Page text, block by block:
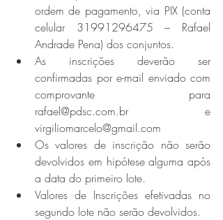
ordem de pagamento, via PIX (conta
celular 31991296475 – Rafael
Andrade Pena) dos conjuntos.
As inscrições deverão ser
confirmadas por e-mail enviado com
comprovante para
rafael@pdsc.com.br e
virgiliomarcelo@gmail.com
Os valores de inscrição não serão
devolvidos em hipótese alguma após
a data do primeiro lote.
Valores de Inscrições efetivadas no
segundo lote não serão devolvidos.